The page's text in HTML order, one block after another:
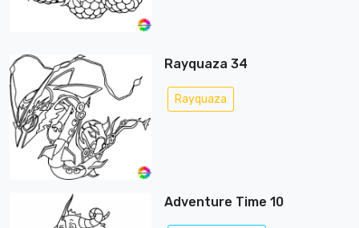
Rayquaza 34
Rayquaza
Adventure Time 10